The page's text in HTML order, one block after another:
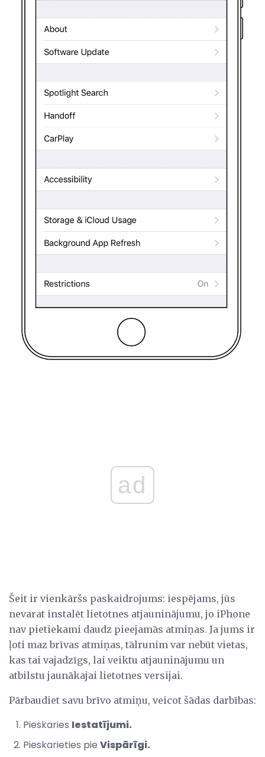
ad
Šeit ir vienkāršs paskaidrojums: iespējams, jūs
nevarat instalēt lietotnes atjauninājumu, jo iPhone
nav pietiekami daudz pieejamās atmiņas. Ja jums ir
ļoti maz brīvas atmiņas, tālrunim var nebūt vietas,
kas tai vajadzīgs, lai veiktu atjauninājumu un
atbilstu jaunākajai lietotnes versijai.
Pārbaudiet savu brīvo atmiņu, veicot šādas darbības:
Pieskaries Iestatījumi.
Pieskarieties pie Vispārīgi.